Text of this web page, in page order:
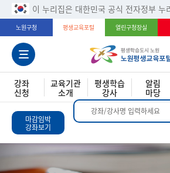
이 누리집은 대한민국 공식 전자정부 누
노원구청 평생교육포털 열린구청장실
강좌
신청
교육기관
소개
평생학습
강사
알림
마당
마감임박
강좌보기